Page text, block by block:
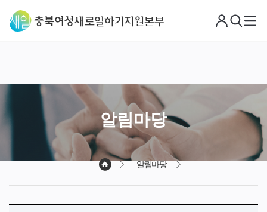
로
검
메
알림마당
알림마당